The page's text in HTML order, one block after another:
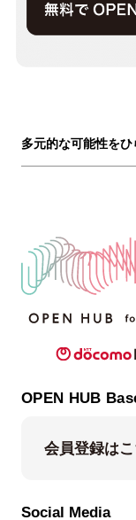
多元的な可能性を
OPEN HUB
会員登録は
Social Media